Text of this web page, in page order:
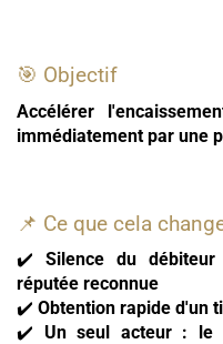
🎯 Objectif
Accélérer
immédiatement par une
📌 Ce que cela
✔️ Silence du
réputée reconnue
✔️ Obtention rapide d'un
✔️ Un seul acteur : le